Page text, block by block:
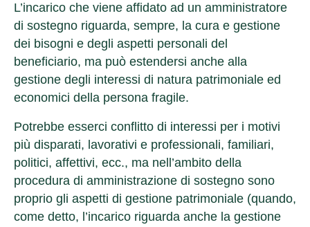
L’incarico che viene affidato ad un amministratore
di sostegno riguarda, sempre, la cura e gestione
dei bisogni e degli aspetti personali del
beneficiario, ma può estendersi anche alla
gestione degli interessi di natura patrimoniale ed
economici della persona fragile.
Potrebbe esserci conflitto di interessi per i motivi
più disparati, lavorativi e professionali, familiari,
politici, affettivi, ecc., ma nell’ambito della
procedura di amministrazione di sostegno sono
proprio gli aspetti di gestione patrimoniale (quando,
come detto, l’incarico riguarda anche la gestione